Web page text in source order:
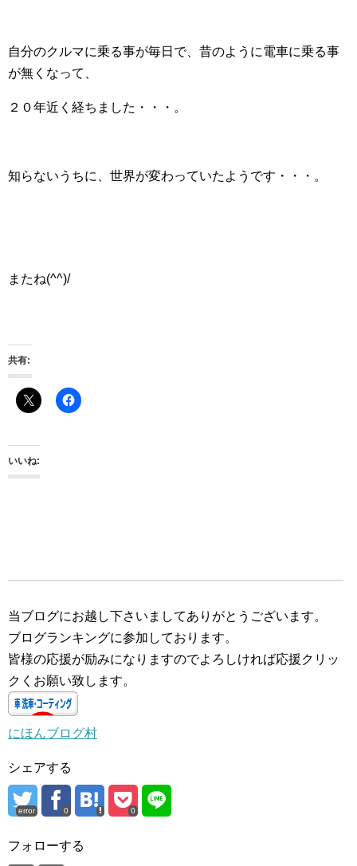
自分のクルマに乗る事が毎日で、昔のように電車に乗る事
が無くなって、
２０年近く経ちました・・・。
知らないうちに、世界が変わっていたようです・・・。
またね(^^)/
共有:
いいね:
当ブログにお越し下さいましてありがとうございます。
ブログランキングに参加しております。
皆様の応援が励みになりますのでよろしければ応援クリッ
クくお願い致します。
にほんブログ村
シェアする
error 0 0
フォローする